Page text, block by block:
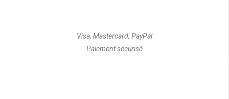
Visa, Mastercard, PayPal
Paiement sécurisé